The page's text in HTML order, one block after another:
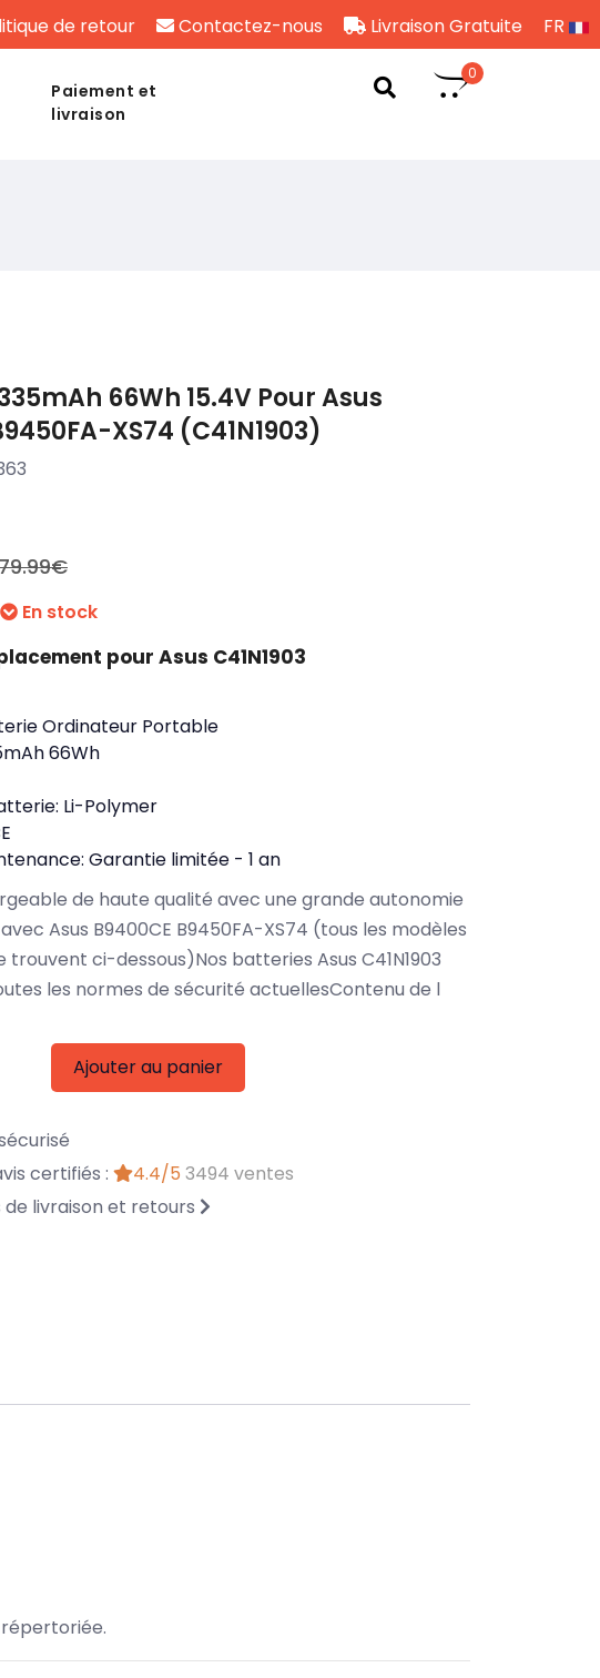
de retour Contactez-nous Livraison Gratuite FR
Paiement et
livraison
0
66Wh 15.4V Pour Asus
XS74 (C41N1903)
En stock
pour Asus C41N1903
Ordinateur Portable
66Wh
Li-Polymer
Garantie limitée - 1 an
de haute qualité avec une grande autonomie
Asus B9400CE B9450FA-XS74 (tous les modèles
ci-dessous)Nos batteries Asus C41N1903
les normes de sécurité actuellesContenu de l
Ajouter au panier
certifiés :
4.4/5 3494 ventes
de livraison et retours